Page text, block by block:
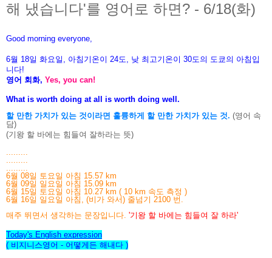
해 냈습니다'를 영어로 하면? - 6/18(화)
Good morning everyone,
6월 18일 화요 일, 아침기온이 24도 , 낮 최고기온이 30도의 도쿄의 아침입
니다!
영어 회화, Yes, you can!
What is worth doing at all is worth doing well.
할 만한 가치가 있는 것이라면 훌륭하게 할 만한 가치가 있는 것. (영어 속
담)
(기왕 할 바에는 힘들여 잘하라는 뜻)
6월 08일 토요일 아침 15.57 km
6월 09일 일요일 아침 15.09 km
6월 15일 토요일 아침 10.27 km ( 10 km 속도 측정 )
6월 16일 일요일 아침, (비가 와서) 줄넘기 2100 번.
매주 뛰면서 생각하는 문장입니다. '기왕 할 바에는 힘들여 잘 하라'
Today's English expression
( 비지니스영어 - 어떻게든 해내다 )